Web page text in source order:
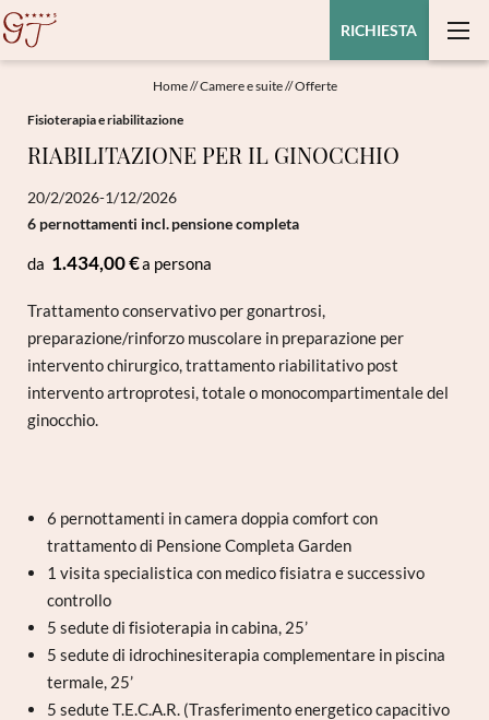
RICHIESTA
Home//Camere e suite//Offerte
Fisioterapia e riabilitazione
RIABILITAZIONE PER IL GINOCCHIO
20/2/2026-1/12/2026
6 pernottamenti incl.pensione completa
da 1.434,00 €a persona
Trattamento conservativo per gonartrosi,
preparazione/rinforzo muscolare in preparazione per
intervento chirurgico, trattamento riabilitativo post
intervento artroprotesi, totale o monocompartimentale del
ginocchio.
6 pernottamenti in camera doppia comfort con
trattamento di Pensione Completa Garden
1 visita specialistica con medico fisiatra e successivo
controllo
5 sedute di fisioterapia in cabina, 25’
5 sedute di idrochinesiterapia complementare in piscina
termale, 25’
5 sedute T.E.C.A.R. (Trasferimento energetico capacitivo